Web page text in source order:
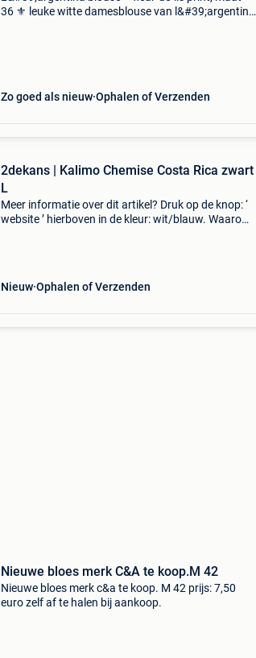
36 ⚜️ leuke witte damesblouse van l&#39;argentina
Zo goed als nieuw Ophalen of Verzenden
2dekans | Kalimo Chemise Costa Rica zwart
L
Meer informatie over dit artikel? Druk op de knop: ‘
website ’ hierboven in de kleur: wit/blauw. Waarom
Nieuw Ophalen of Verzenden
Nieuwe bloes merk C&A te koop.M 42
Nieuwe bloes merk c&a te koop. M 42 prijs: 7,50
euro zelf af te halen bij aankoop.